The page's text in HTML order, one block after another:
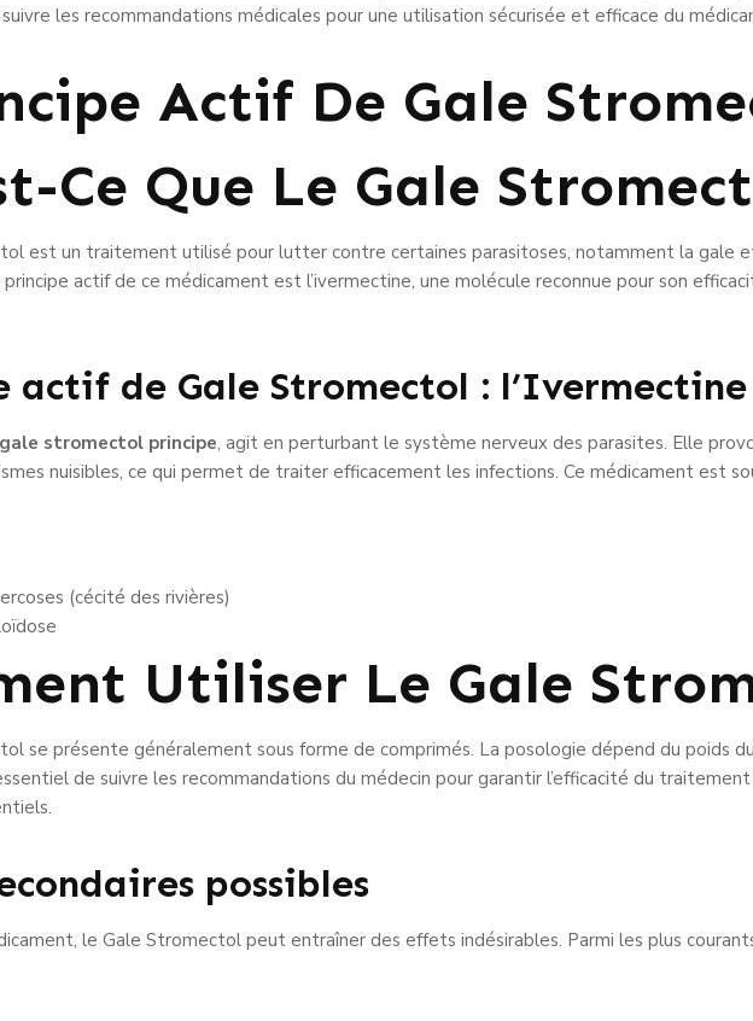
les recommandations médicales pour une utilisation sécurisée et efficace du
Actif De Gale
Ce Que Le Gale
est un traitement utilisé pour lutter contre certaines parasitoses, notamment la gale
actif de ce médicament est l’ivermectine, une molécule reconnue pour son
actif de Gale Stromectol : l’Ivermectine
gale stromectol principe, agit en perturbant le système nerveux des parasites. Elle
nuisibles, ce qui permet de traiter efficacement les infections. Ce médicament est
(cécité des rivières)
Utiliser Le Gale
se présente généralement sous forme de comprimés. La posologie dépend du poids
de suivre les recommandations du médecin pour garantir l’efficacité du
possibles
le Gale Stromectol peut entraîner des effets indésirables. Parmi les plus